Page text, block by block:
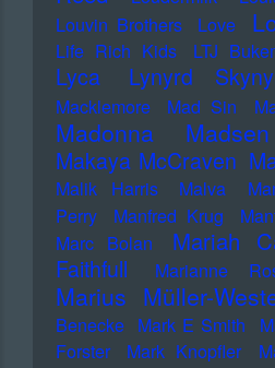
Louvin Brothers
Love
Life Rich Kids
LTJ
Lyca Lynyrd
Macklemore
Mad Sin
Madonna
Madsen
Makaya McCraven
Malik Harris Malva
Perry
Manfred Krug
Marc Bolan Mariah
Faithfull
Marianne
Marius Müller-
Benecke Mark E Smith
Forster
Mark Knopfler